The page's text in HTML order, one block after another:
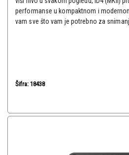
performanse u kompaktnom i
vam sve što vam je potrebno za
Šifra: 18438